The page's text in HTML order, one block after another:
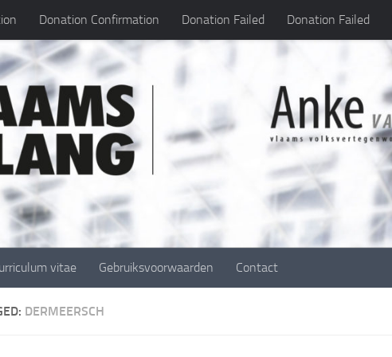
Donation Confirmation Donation Failed Donation Failed
vitae Gebruiksvoorwaarden Contact
DERMEERSCH